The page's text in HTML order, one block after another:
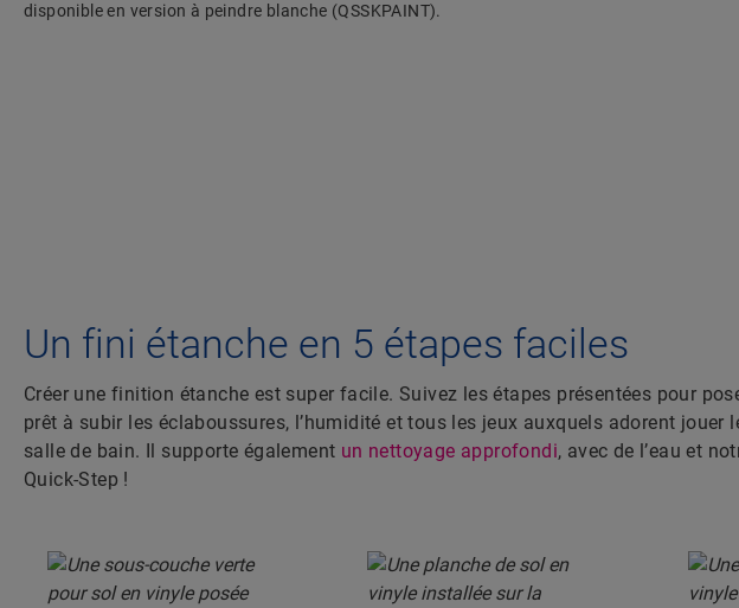
disponible en version à peindre blanche (QSSKPAINT).
Un fini étanche en 5 étapes faciles
Créer une finition étanche est super facile. Suivez les étapes présentées pour
prêt à subir les éclaboussures, l’humidité et tous les jeux auxquels adorent jouer
salle de bain. Il supporte également un nettoyage approfondi, avec de l’eau et
Quick-Step !